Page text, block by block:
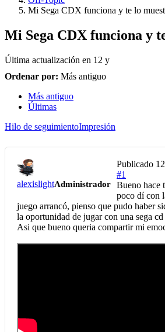
Mi Sega CDX funciona y te lo
Mi Sega CDX funciona y
Última actualización en 12 y
Ordenar por: Más antiguo
Más antiguo
Últimas
Hilo de seguimientoImpresión
alexislightAdministrador
Publicado
#1
Bueno hace
poco dí con
juego arrancó, pienso que pudo haber
la oportunidad de jugar con una sega
Asi que bueno queria compartir mi